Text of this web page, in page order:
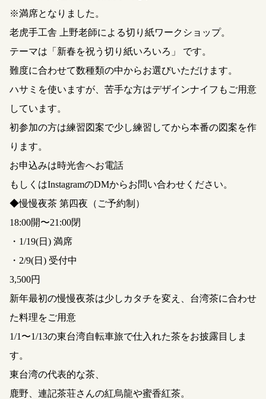
※満席となりました。
老虎手工舎 上野老師による切り紙ワークショップ。
テーマは「新春を祝う切り紙いろいろ」 です。
難度に合わせて数種類の中からお選びいただけます。
ハサミを使いますが、苦手な方はデザインナイフもご用意
しています。
初参加の方は練習図案で少し練習してから本番の図案を作
ります。
お申込みは時光舎へお電話
もしくはInstagramのDMからお問い合わせください。
◆慢慢夜茶 第四夜（ご予約制）
18:00開〜21:00閉
・1/19(日) 満席
・2/9(日) 受付中
3,500円
新年最初の慢慢夜茶は少しカタチを変え、台湾茶に合わせ
た料理をご用意
1/1〜1/13の東台湾自転車旅で仕入れた茶をお披露目しま
す。
東台湾の代表的な茶、
鹿野、連記茶荘さんの紅烏龍や蜜香紅茶。